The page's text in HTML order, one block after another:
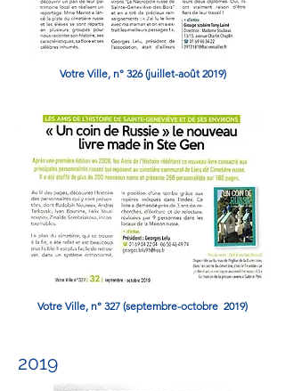
Votre Ville, n° 326 (juillet-août2019)
Votre Ville, n° 327 (septembre-octobre 2019)
2019